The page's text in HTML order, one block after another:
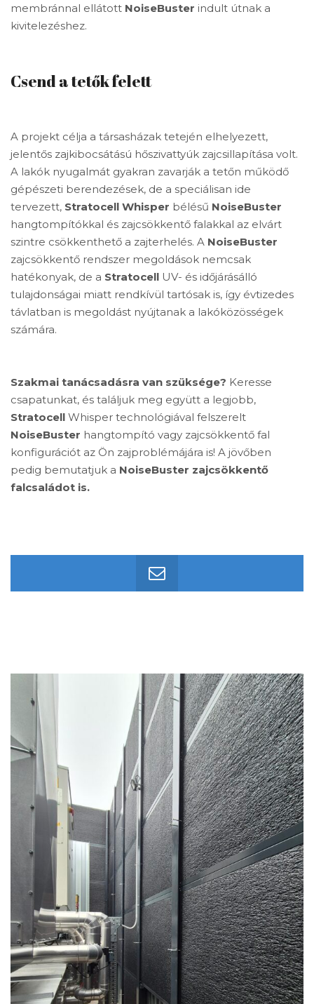
membránnal ellátott NoiseBuster indult útnak a
kivitelezéshez.
Csend a tetők felett
A projekt célja a társasházak tetején elhelyezett,
jelentős zajkibocsátású hőszivattyúk zajcsillapítása volt.
A lakók nyugalmát gyakran zavarják a tetőn működő
gépészeti berendezések, de a speciálisan ide
tervezett, Stratocell Whisper bélésű NoiseBuster
hangtompítókkal és zajcsökkentő falakkal az elvárt
szintre csökkenthető a zajterhelés. A NoiseBuster
zajcsökkentő rendszer megoldások nemcsak
hatékonyak, de a Stratocell UV- és időjárásálló
tulajdonságai miatt rendkívül tartósak is, így évtizedes
távlatban is megoldást nyújtanak a lakóközösségek
számára.
Szakmai tanácsadásra van szüksége? Keresse
csapatunkat, és találjuk meg együtt a legjobb,
Stratocell Whisper technológiával felszerelt
NoiseBuster hangtompító vagy zajcsökkentő fal
konfigurációt az Ön zajproblémájára is! A jövőben
pedig bemutatjuk a NoiseBuster zajcsökkentő
falcsaládot is.